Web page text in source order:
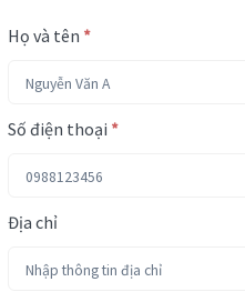
Họ và tên *
Số điện thoại *
Địa chỉ